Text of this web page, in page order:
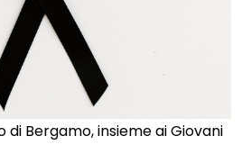
Bergamo, insieme ai Giovani